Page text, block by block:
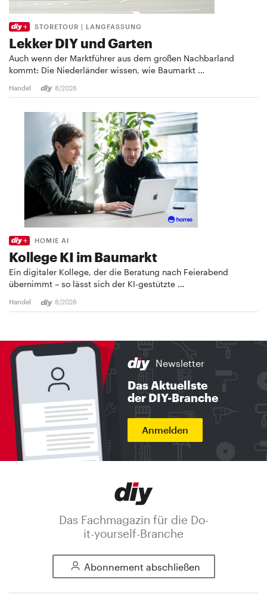
STORETOUR | LANGFASSUNG
Lekker DIY und Garten
Auch wenn der Marktführer aus dem großen Nachbarland
kommt: Die Niederländer wissen, wie Baumarkt …
Handel 8/2026
HOMIE AI
Kollege KI im Baumarkt
Ein digitaler Kollege, der die Beratung nach Feierabend
übernimmt – so lässt sich der KI-gestützte …
Handel 8/2026
Newsletter
Das Aktuellste
der DIY-Branche
Anmelden
Das Fachmagazin für die Do-
it-yourself-Branche
Abonnement abschließen